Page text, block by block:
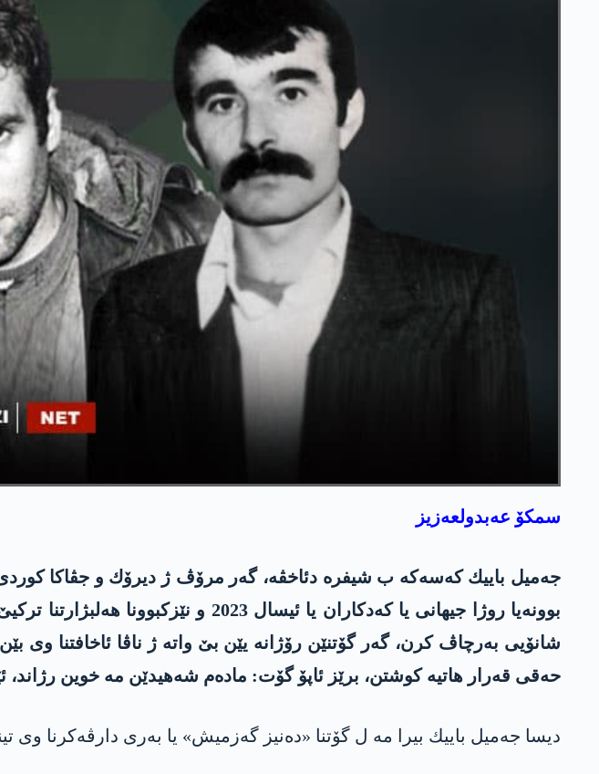
سمكۆ عه‌بدولعه‌زیز
جه‌میل باییك كه‌سه‌كه‌ ب شیفره‌ دئاخڤه‌، گه‌ر مرۆڤ ژ دیرۆك و جڤاكا
بوونه‌یا روژا جیهانی یا كه‌دكاران یا
شانۆیی به‌رچاڤ کرن، گه‌ر گۆتنێن رۆژانه‌ یێن بێ واته‌ ژ ناڤا ئاخافتنا وی
حه‌قی قه‌رار هاتیه‌ كوشتن، برێز ئاپۆ گۆت: مادەم شه‌هیدێن مه‌ خوین رژاند،
دیسا جه‌میل باییك بیرا مه‌ ل گۆتنا «ده‌نیز گه‌زمیش» یا به‌ری دارڤه‌كرنا وی